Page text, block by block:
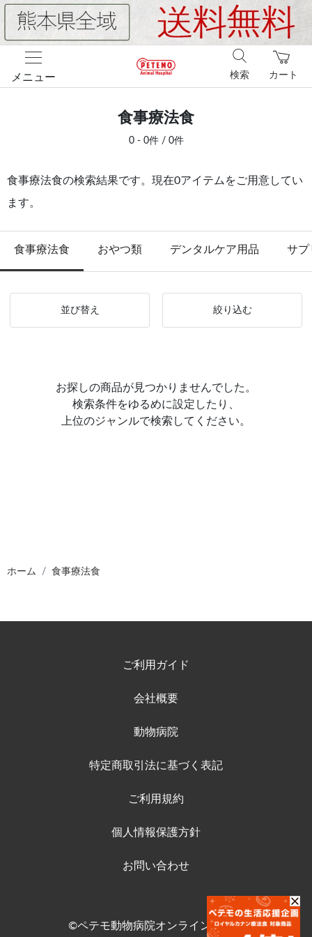
メニュー カート
検索
食事療法食
0 - 0件 / 0件
食事療法食の検索結果です。現在0アイテムをご用意してい
ます。
食事療法食 おやつ類 デンタルケア用品 サプ
並び替え 絞り込む
お探しの商品が見つかりませんでした。
検索条件をゆるめに設定したり、
上位のジャンルで検索してください。
ホーム 食事療法食
ご利用ガイド
会社概要
動物病院
特定商取引法に基づく表記
ご利用規約
個人情報保護方針
お問い合わせ
©ペテモ動物病院オンラインストア